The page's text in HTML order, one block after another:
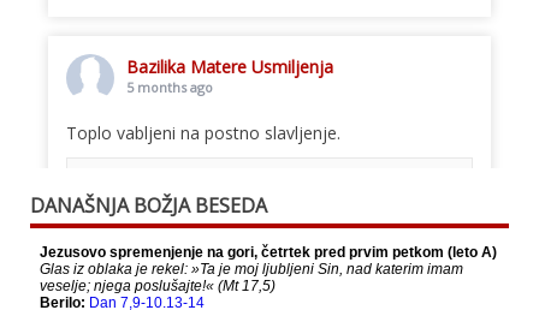
Bazilika Matere Usmiljenja
5 months ago
Toplo vabljeni na postno slavljenje.
When this happens, it's usually because the
owner only shared it with a small group of
people, changed who can see it or it's been
deleted.
DANAŠNJA BOŽJA BESEDA